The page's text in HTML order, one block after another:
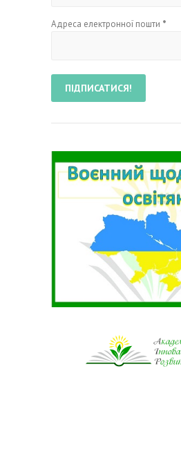
Адреса електронної пошти *